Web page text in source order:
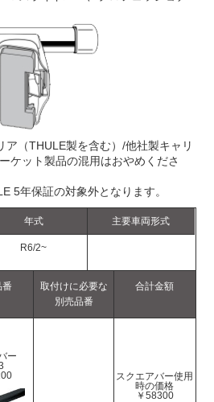
（THULE製を含む）/他社製キャリ
ケット製品の混用はおやめくださ
5年保証の対象外となります。
年式
R6/2~
主要車両形式
番
取付けに必要な
別売品番
合計金額
ー
スクエアバー使用
時の価格
￥58300